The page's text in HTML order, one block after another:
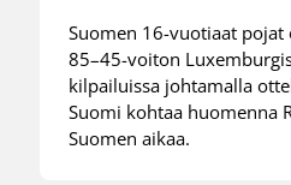
Suomen 16-vuotiaat
85–45-voiton
kilpailuissa johtamalla
Suomi kohtaa huomenna
Suomen aikaa.